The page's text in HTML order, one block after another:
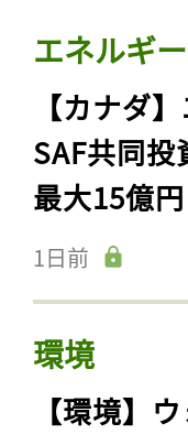
エネルギ
【カナダ
SAF共同
最大15億円
1日前
環境
【環境】